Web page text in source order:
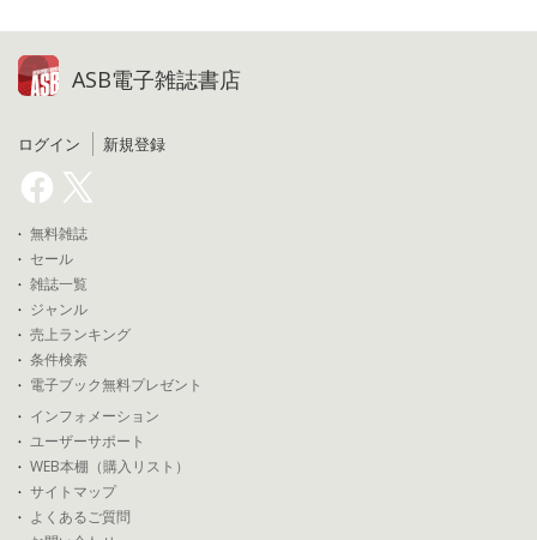
ASB電子雑誌書店
ログイン 新規登録
無料雑誌
セール
雑誌一覧
ジャンル
売上ランキング
条件検索
電子ブック無料プレゼント
インフォメーション
ユーザーサポート
WEB本棚（購入リスト）
サイトマップ
よくあるご質問